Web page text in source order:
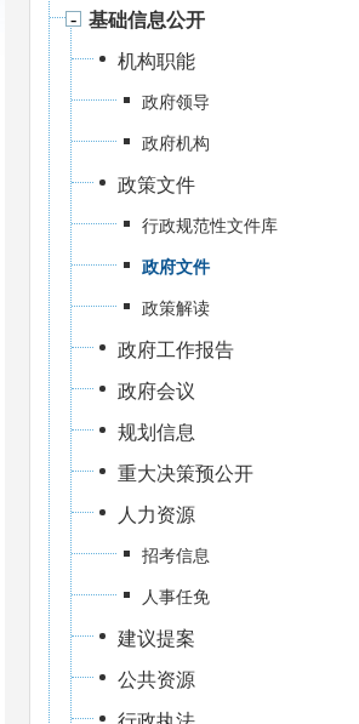
基础信息公开
机构职能
政府领导
政府机构
政策文件
行政规范性文件库
政府文件
政策解读
政府工作报告
政府会议
规划信息
重大决策预公开
人力资源
招考信息
人事任免
建议提案
公共资源